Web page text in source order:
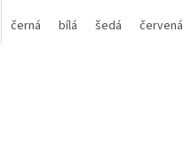
hnědá béžová
žlutá zelená růžová fialová
černá
bílá šedá červená